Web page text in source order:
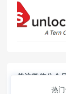
关注微信公众
热